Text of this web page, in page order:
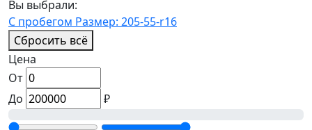
Вы выбрали:
С пробегом Размер: 205-55-r16
Сбросить всё
Цена
От
До
₽